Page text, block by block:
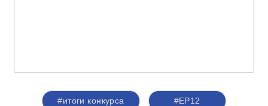
#итоги конкурса #ЕР12